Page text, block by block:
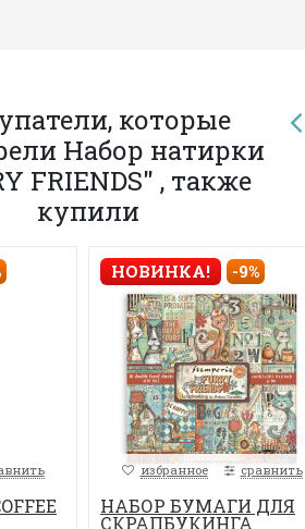
которые
Набор натирки
FRIENDS" , также
купили
НОВИНКА! -9%
избранное сравнить
НАБОР БУМАГИ ДЛЯ
СКРАПБУКИНГА